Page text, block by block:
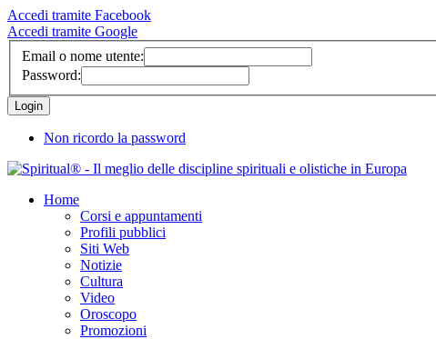
Accedi tramite Facebook
Accedi tramite Google
Email o nome utente:
Password:
Non ricordo la password
Home
Corsi e appuntamenti
Profili pubblici
Siti Web
Notizie
Cultura
Video
Oroscopo
Promozioni